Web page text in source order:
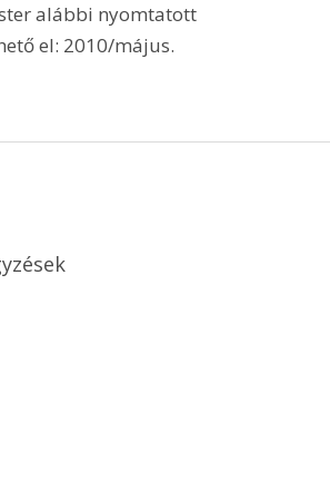
alábbi nyomtatott
el: 2010/május.